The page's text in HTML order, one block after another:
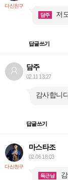
다신친구
담주 저
답글쓰기
담주
02.11 13:27
감사합니
답글쓰기
다신친구
마스타조
02.06 18:03
득근남